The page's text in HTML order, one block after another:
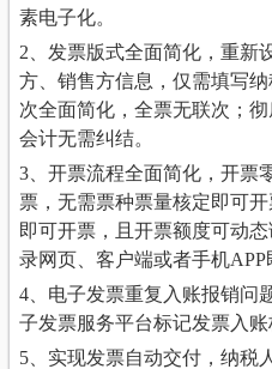
素电子化。
2、发票版式全面简化，重新
方、销售方信息，仅需填写
次全面简化，全票无联次；
会计无需纠结。
3、开票流程全面简化，开票
票，无需票种票量核定即可
即可开票，且开票额度可动
录网页、客户端或者手机APP
4、电子发票重复入账报销问
子发票服务平台标记发票入账
5、实现发票自动交付，纳税